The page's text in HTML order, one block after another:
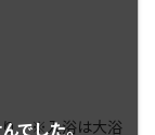
でした。
り ※入浴は大浴